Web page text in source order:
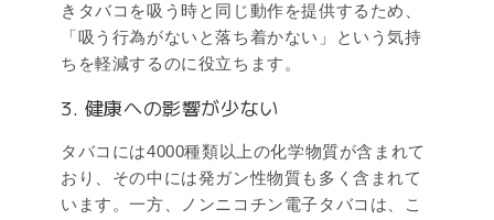
きタバコを吸う時と同じ動作を提供するため、
「吸う行為がないと落ち着かない」という気持
ちを軽減するのに役立ちます。
3. 健康への影響が少ない
タバコには4000種類以上の化学物質が含まれて
おり、その中には発ガン性物質も多く含まれて
います。一方、ノンニコチン電子タバコは、こ